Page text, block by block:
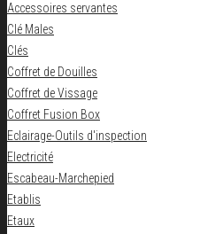
Accessoires servantes
Clé Males
Clés
Coffret de Douilles
Coffret de Vissage
Coffret Fusion Box
Eclairage-Outils d'inspection
Electricité
Escabeau-Marchepied
Etablis
Etaux